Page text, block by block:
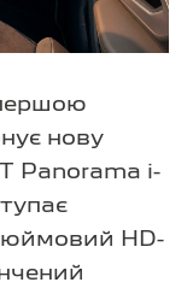
нову
Panorama i-
HD-